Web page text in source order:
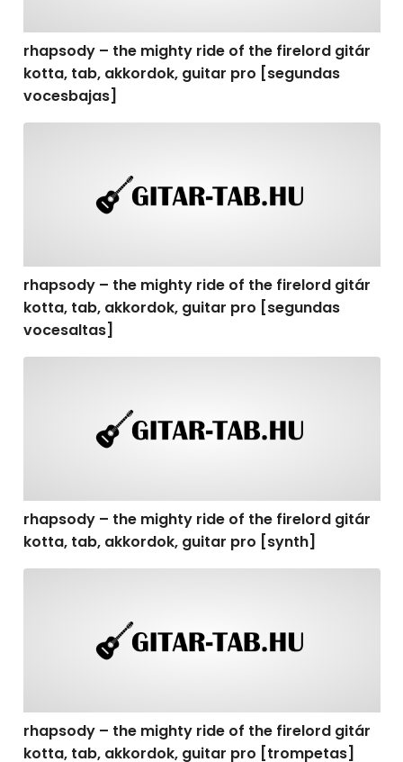
rhapsody – the mighty ride of the firelord gitár
kotta, tab, akkordok, guitar pro [segundas
vocesbajas]
rhapsody – the mighty ride of the firelord gitár
kotta, tab, akkordok, guitar pro [segundas
vocesaltas]
rhapsody – the mighty ride of the firelord gitár
kotta, tab, akkordok, guitar pro [synth]
rhapsody – the mighty ride of the firelord gitár
kotta, tab, akkordok, guitar pro [trompetas]